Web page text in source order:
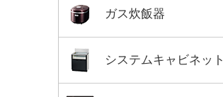
ガス炊飯器
システムキャビネット